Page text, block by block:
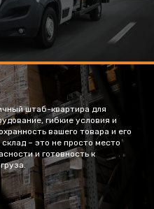
штаб-квартира для
гибкие условия и
вашего товара и его
– это не просто место
и готовность к